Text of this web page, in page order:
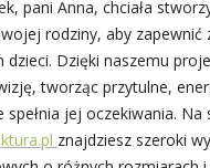
pani Anna, chciała
rodziny, aby zapewnić
Dzięki naszemu
tworząc przytulne,
jej oczekiwania. Na
znajdziesz szeroki